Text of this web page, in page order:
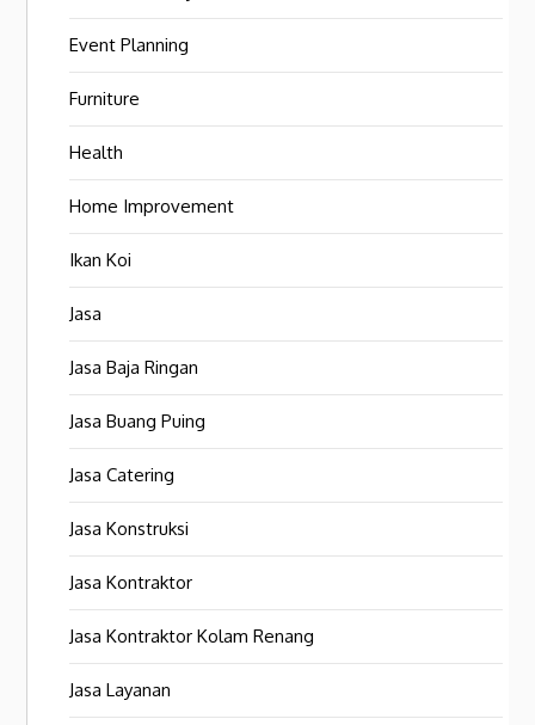
Event Planning
Furniture
Health
Home Improvement
Ikan Koi
Jasa
Jasa Baja Ringan
Jasa Buang Puing
Jasa Catering
Jasa Konstruksi
Jasa Kontraktor
Jasa Kontraktor Kolam Renang
Jasa Layanan